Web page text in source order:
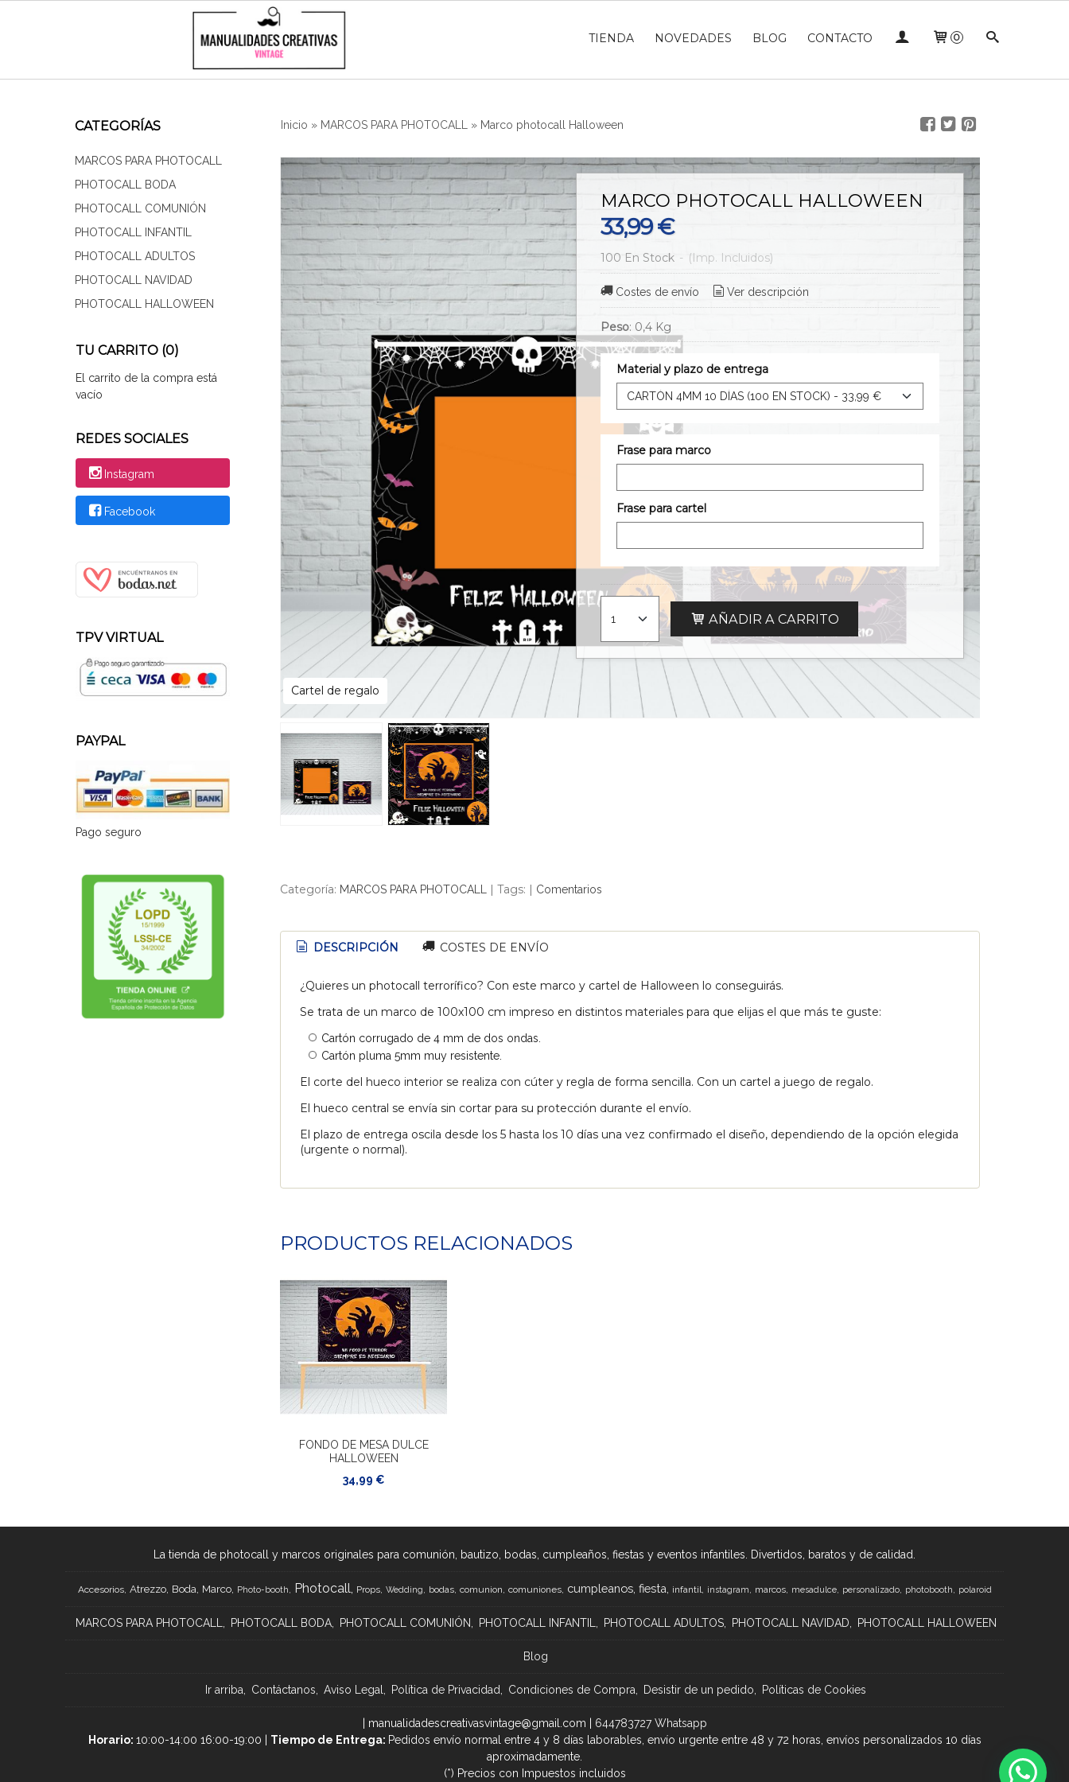
TIENDA NOVEDADES BLOG CONTACTO 0
CATEGORÍAS
MARCOS PARA PHOTOCALL
PHOTOCALL BODA
PHOTOCALL COMUNIÓN
PHOTOCALL INFANTIL
PHOTOCALL ADULTOS
PHOTOCALL NAVIDAD
PHOTOCALL HALLOWEEN
TU CARRITO (0)
El carrito de la compra está
vacío
REDES SOCIALES
Instagram
Facebook
TPV VIRTUAL
PAYPAL
Pago seguro
Inicio » MARCOS PARA PHOTOCALL » Marco photocall Halloween
Cartel de regalo
MARCO PHOTOCALL HALLOWEEN
33,99 €
100 En Stock - (Imp. Incluidos)
Costes de envío Ver descripción
Peso: 0,4 Kg
Material y plazo de entrega
Frase para marco
Frase para cartel
AÑADIR A CARRITO
Categoría: MARCOS PARA PHOTOCALL | Tags: | Comentarios
DESCRIPCIÓN COSTES DE ENVÍO
¿Quieres un photocall terrorífico? Con este marco y cartel de Halloween lo conseguirás.
Se trata de un marco de 100x100 cm impreso en distintos materiales para que elijas el que más te guste:
Cartón corrugado de 4 mm de dos ondas.
Cartón pluma 5mm muy resistente.
El corte del hueco interior se realiza con cúter y regla de forma sencilla. Con un cartel a juego de regalo.
El hueco central se envía sin cortar para su protección durante el envío.
El plazo de entrega oscila desde los 5 hasta los 10 días una vez confirmado el diseño, dependiendo de la opción elegida
(urgente o normal).
PRODUCTOS RELACIONADOS
FONDO DE MESA DULCE
HALLOWEEN
34,99 €
La tienda de photocall y marcos originales para comunión, bautizo, bodas, cumpleaños, fiestas y eventos infantiles. Divertidos, baratos y de calidad.
Accesorios Atrezzo Boda Marco Photo-booth Photocall Props Wedding bodas comunion comuniones cumpleanos fiesta infantil instagram marcos mesadulce personalizado photobooth polaroid
MARCOS PARA PHOTOCALL PHOTOCALL BODA PHOTOCALL COMUNIÓN PHOTOCALL INFANTIL PHOTOCALL ADULTOS PHOTOCALL NAVIDAD PHOTOCALL HALLOWEEN
Blog
Ir arriba Contáctanos Aviso Legal Política de Privacidad Condiciones de Compra Desistir de un pedido Políticas de Cookies
| manualidadescreativasvintage@gmail.com | 644783727 Whatsapp
Horario: 10:00-14:00 16:00-19:00 | Tiempo de Entrega: Pedidos envío normal entre 4 y 8 días laborables, envío urgente entre 48 y 72 horas, envíos personalizados 10 días
aproximadamente.
(*) Precios con Impuestos incluidos